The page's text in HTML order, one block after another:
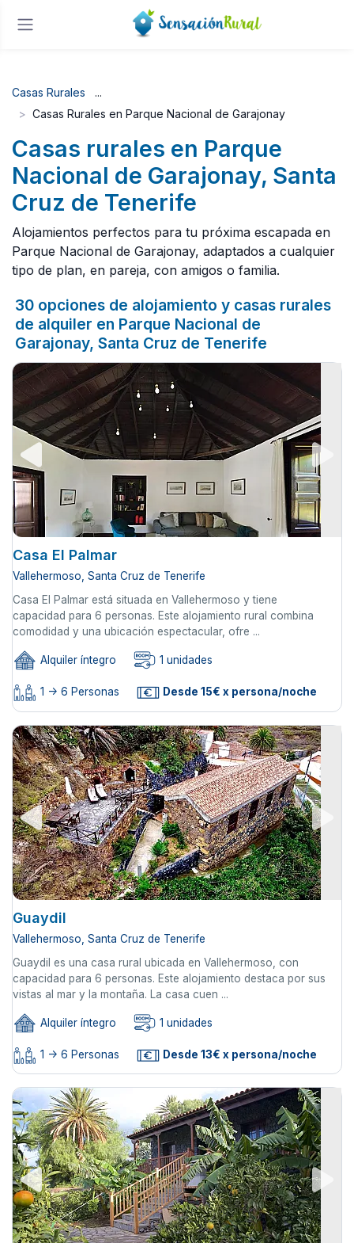
Casas Rurales
Casas Rurales en Parque Nacional de Garajonay
Casas rurales en Parque
Nacional de Garajonay, Santa
Cruz de Tenerife
Alojamientos perfectos para tu próxima escapada en
Parque Nacional de Garajonay, adaptados a cualquier
tipo de plan, en pareja, con amigos o familia.
30 opciones de alojamiento y casas rurales
de alquiler en Parque Nacional de
Garajonay, Santa Cruz de Tenerife
Casa El Palmar
Vallehermoso, Santa Cruz de Tenerife
Casa El Palmar está situada en Vallehermoso y tiene
capacidad para 6 personas. Este alojamiento rural combina
comodidad y una ubicación espectacular, ofre ...
Alquiler íntegro 1 unidades
1 -> 6 Personas Desde 15€ x persona/noche
Guaydil
Vallehermoso, Santa Cruz de Tenerife
Guaydil es una casa rural ubicada en Vallehermoso, con
capacidad para 6 personas. Este alojamiento destaca por sus
vistas al mar y la montaña. La casa cuen ...
Alquiler íntegro 1 unidades
1 -> 6 Personas Desde 13€ x persona/noche